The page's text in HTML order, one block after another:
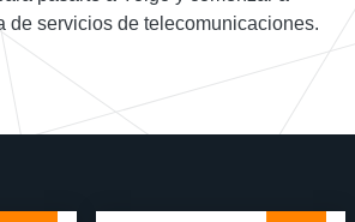
de servicios de telecomunicaciones.